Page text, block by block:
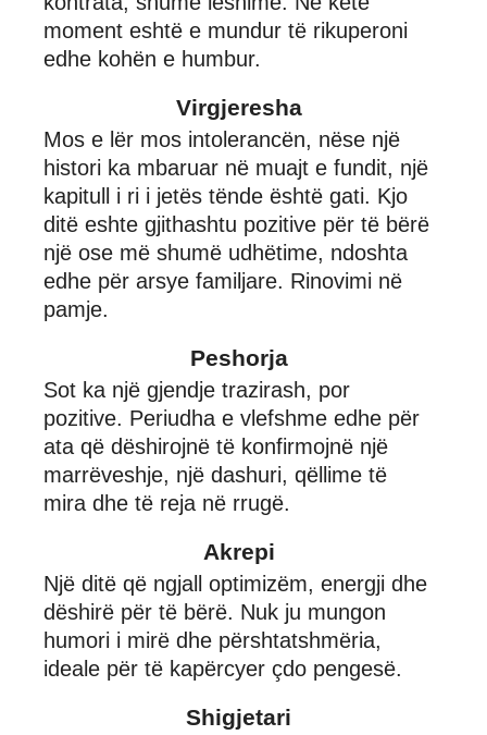
moment eshtë e mundur të rikuperoni
edhe kohën e humbur.
Virgjeresha
Mos e lër mos intolerancën, nëse një
histori ka mbaruar në muajt e fundit, një
kapitull i ri i jetës tënde është gati. Kjo
ditë eshte gjithashtu pozitive për të bërë
një ose më shumë udhëtime, ndoshta
edhe për arsye familjare. Rinovimi në
pamje.
Peshorja
Sot ka një gjendje trazirash, por
pozitive. Periudha e vlefshme edhe për
ata që dëshirojnë të konfirmojnë një
marrëveshje, një dashuri, qëllime të
mira dhe të reja në rrugë.
Akrepi
Një ditë që ngjall optimizëm, energji dhe
dëshirë për të bërë. Nuk ju mungon
humori i mirë dhe përshtatshmëria,
ideale për të kapërcyer çdo pengesë.
Shigjetari